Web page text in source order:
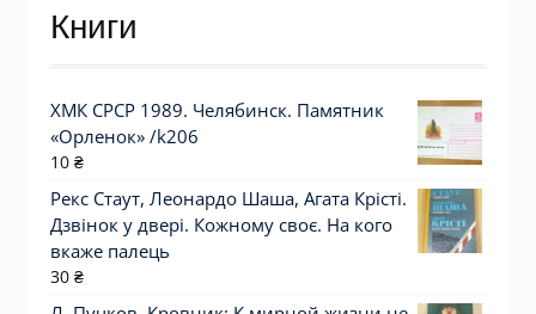
Книги
ХМК СРСР 1989. Челябинск. Памятник
«Орленок» /k206
10 ₴
Рекс Стаут, Леонардо Шаша, Агата Крісті.
Дзвінок у двері. Кожному своє. На кого
вкаже палець
30 ₴